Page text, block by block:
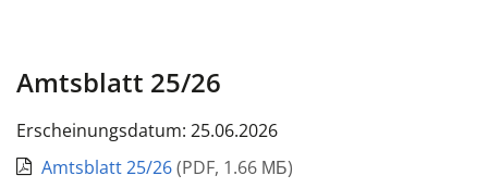
Amtsblatt 25/26
Erscheinungsdatum: 25.06.2026
Amtsblatt 25/26(PDF, 1.66 МБ)